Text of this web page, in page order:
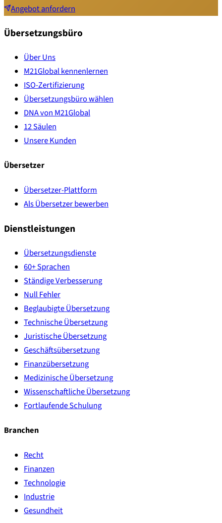
Angebot anfordern
Übersetzungsbüro
Über Uns
M21Global kennenlernen
ISO-Zertifizierung
Übersetzungsbüro wählen
DNA von M21Global
12 Säulen
Unsere Kunden
Übersetzer
Übersetzer-Plattform
Als Übersetzer bewerben
Dienstleistungen
Übersetzungsdienste
60+ Sprachen
Ständige Verbesserung
Null Fehler
Beglaubigte Übersetzung
Technische Übersetzung
Juristische Übersetzung
Geschäftsübersetzung
Finanzübersetzung
Medizinische Übersetzung
Wissenschaftliche Übersetzung
Fortlaufende Schulung
Branchen
Recht
Finanzen
Technologie
Industrie
Gesundheit